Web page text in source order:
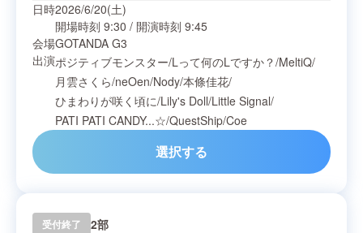
日時2026/6/20(土)
開場時刻 9:30 / 開演時刻 9:45
会場GOTANDA G3
出演ポジティブモンスター/Lって何のLですか？/MeltiQ/
月雲さくら/neOen/Nody/本條佳花/
ひまわりが咲く頃に/Lily's Doll/Little Signal/
PATI PATI CANDY...☆/QuestShip/Coe
選択する
受付終了 2部